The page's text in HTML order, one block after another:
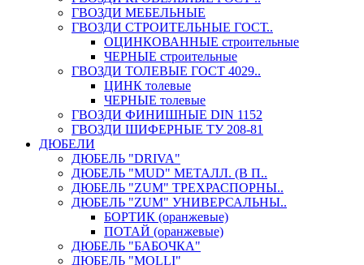
ГВОЗДИ МЕБЕЛЬНЫЕ
ГВОЗДИ СТРОИТЕЛЬНЫЕ ГОСТ..
ОЦИНКОВАННЫЕ строительные
ЧЕРНЫЕ строительные
ГВОЗДИ ТОЛЕВЫЕ ГОСТ 4029..
ЦИНК толевые
ЧЕРНЫЕ толевые
ГВОЗДИ ФИНИШНЫЕ DIN 1152
ГВОЗДИ ШИФЕРНЫЕ ТУ 208-81
ДЮБЕЛИ
ДЮБЕЛЬ "DRIVA"
ДЮБЕЛЬ "MUD" МЕТАЛЛ. (В П..
ДЮБЕЛЬ "ZUM" ТРЕХРАСПОРНЫ..
ДЮБЕЛЬ "ZUM" УНИВЕРСАЛЬНЫ..
БОРТИК (оранжевые)
ПОТАЙ (оранжевые)
ДЮБЕЛЬ "БАБОЧКА"
ДЮБЕЛЬ "МOLLI"